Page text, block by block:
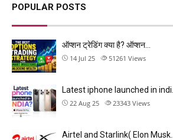
POPULAR POSTS
ऑप्शन ट्रेडिंग क्या है? ऑप्शन…
14 Jul 25 51261 Views
Latest iphone launched in indi…
22 Aug 25 23343 Views
Airtel and Starlink( Elon Musk…